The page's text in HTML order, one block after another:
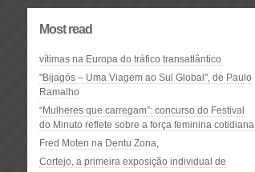
Most read
vítimas na Europa do tráfico transatlântico
"Bijagós – Uma Viagem ao Sul Global", de Paulo
Ramalho
“Mulheres que carregam”: concurso do Festival
do Minuto reflete sobre a força feminina cotidiana
Fred Moten na Dentu Zona,
Cortejo, a primeira exposição individual de